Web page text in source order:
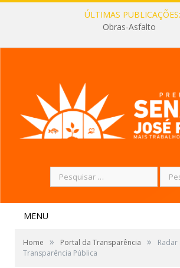
ÚLTIMAS PUBLICAÇÕES:
Obras-Asfalto
Pesquisar
por:
MENU
Home » Portal da Transparência »
Transparência Pública